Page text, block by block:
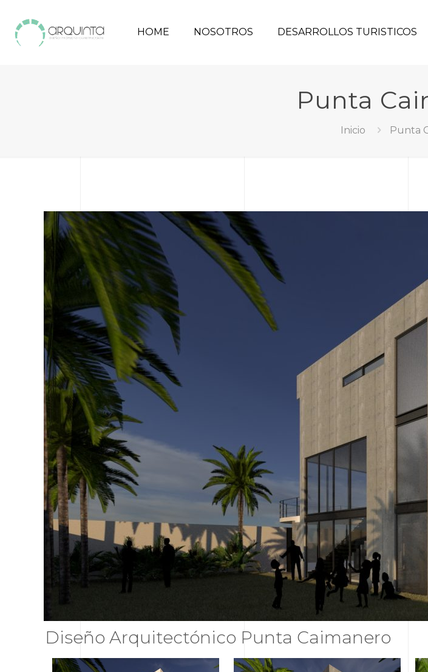
HOME NOSOTROS DESARROLLOS TURISTICOS
Punta
Inicio Punta
Diseño Arquitectónico Punta Caimanero